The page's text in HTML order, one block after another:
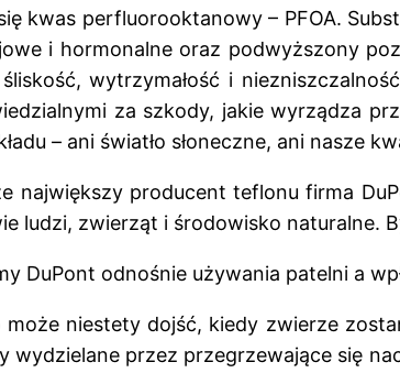
kwas perfluorooktanowy – PFOA.
i hormonalne oraz podwyższony
wytrzymałość i
za szkody, jakie wyrządza
– ani światło słoneczne, ani nasze
największy producent teflonu firma
ludzi, zwierząt i środowisko naturalne.
DuPont odnośnie używania patelni a
może niestety dojść, kiedy zwierze
wydzielane przez przegrzewające się